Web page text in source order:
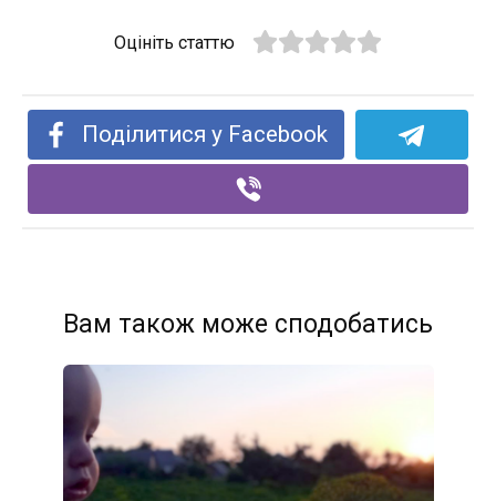
Оцініть статтю
Поділитися у Facebook
Вам також може сподобатись